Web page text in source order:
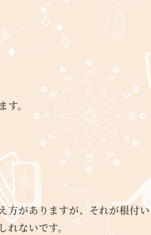
。
方がありますが、それが根付い
ないです。